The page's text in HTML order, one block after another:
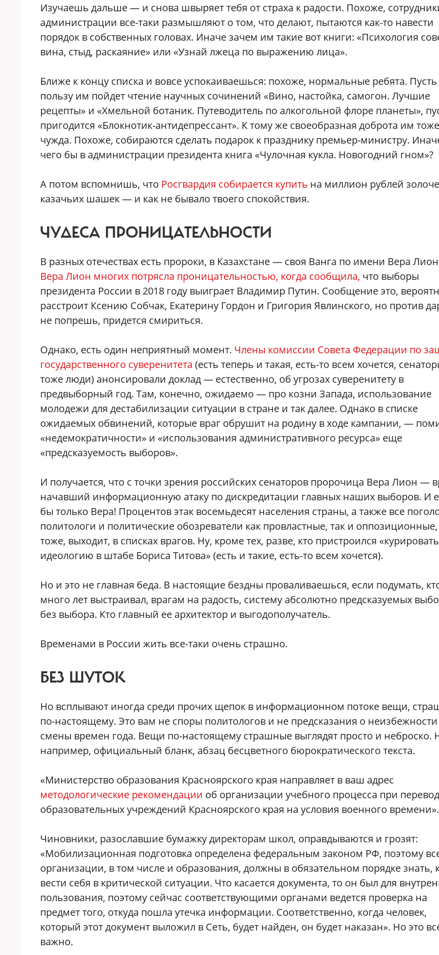
Изучаешь дальше — и снова швыряет тебя от страха к радости. Похоже,
администрации все-таки размышляют о том, что делают, пытаются как-то навести
порядок в собственных головах. Иначе зачем им такие вот книги: «Психология
вина, стыд, раскаяние» или «Узнай лжеца по выражению лица».
Ближе к концу списка и вовсе успокаиваешься: похоже, нормальные ребята.
пользу им пойдет чтение научных сочинений «Вино, настойка, самогон. Лучшие
рецепты» и «Хмельной ботаник. Путеводитель по алкогольной флоре планеты»,
пригодится «Блокнотик-антидепрессант». К тому же своеобразная доброта им
чужда. Похоже, собираются сделать подарок к празднику премьер-министру.
чего бы в администрации президента книга «Чулочная кукла. Новогодний гном»?
А потом вспомнишь, что Росгвардия собирается купить на миллион рублей
казачьих шашек — и как не бывало твоего спокойствия.
ЧУДЕСА ПРОНИЦАТЕЛЬНОСТИ
В разных отечествах есть пророки, в Казахстане — своя Ванга по имени Вера
Вера Лион многих потрясла проницательностью, когда сообщила, что выборы
президента России в 2018 году выиграет Владимир Путин. Сообщение это,
расстроит Ксению Собчак, Екатерину Гордон и Григория Явлинского, но против
не попрешь, придется смириться.
Однако, есть один неприятный момент. Члены комиссии Совета Федерации по
государственного суверенитета (есть теперь и такая, есть-то всем хочется,
тоже люди) анонсировали доклад — естественно, об угрозах суверенитету в
предвыборный год. Там, конечно, ожидаемо — про козни Запада, использование
молодежи для дестабилизации ситуации в стране и так далее. Однако в списке
ожидаемых обвинений, которые враг обрушит на родину в ходе кампании, —
«недемократичности» и «использования административного ресурса» еще
«предсказуемость выборов».
И получается, что с точки зрения российских сенаторов пророчица Вера Лион —
начавший информационную атаку по дискредитации главных наших выборов. И
бы только Вера! Процентов этак восемьдесят населения страны, а также все
политологи и политические обозреватели как провластные, так и
тоже, выходит, в списках врагов. Ну, кроме тех, разве, кто пристроился «курировать
идеологию в штабе Бориса Титова» (есть и такие, есть-то всем хочется).
Но и это не главная беда. В настоящие бездны проваливаешься, если подумать,
много лет выстраивал, врагам на радость, систему абсолютно предсказуемых
без выбора. Кто главный ее архитектор и выгодополучатель.
Временами в России жить все-таки очень страшно.
БЕЗ ШУТОК
Но всплывают иногда среди прочих щепок в информационном потоке вещи,
по-настоящему. Это вам не споры политологов и не предсказания о неизбежности
смены времен года. Вещи по-настоящему страшные выглядят просто и неброско.
например, официальный бланк, абзац бесцветного бюрократического текста.
«Министерство образования Красноярского края направляет в ваш адрес
методологические рекомендации об организации учебного процесса при
образовательных учреждений Красноярского края на условия военного времени».
Чиновники, разославшие бумажку директорам школ, оправдываются и грозят:
«Мобилизационная подготовка определена федеральным законом РФ, поэтому
организации, в том числе и образования, должны в обязательном порядке знать,
вести себя в критической ситуации. Что касается документа, то он был для
пользования, поэтому сейчас соответствующими органами ведется проверка на
предмет того, откуда пошла утечка информации. Соответственно, когда человек,
который этот документ выложил в Сеть, будет найден, он будет наказан». Но это
важно.